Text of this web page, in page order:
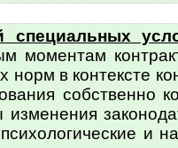
специальных
моментам
норм в контексте
собственно
изменения
и